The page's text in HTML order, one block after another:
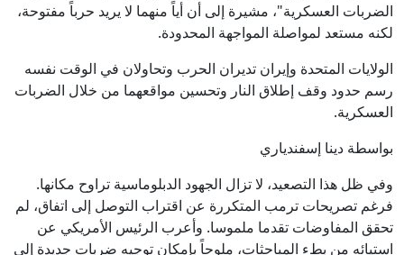
الضربات العسكرية"، مشيرة إلى أن أياً منهما لا يريد حرباً مفتوحة،
لكنه مستعد لمواصلة المواجهة المحدودة.
الولايات المتحدة وإيران تديران الحرب وتحاولان في الوقت نفسه
رسم حدود وقف إطلاق النار وتحسين مواقعهما من خلال الضربات
العسكرية.
بواسطة دينا إسفندياري
وفي ظل هذا التصعيد، لا تزال الجهود الدبلوماسية تراوح مكانها.
فرغم تصريحات ترمب المتكررة عن اقتراب التوصل إلى اتفاق، لم
تحقق المفاوضات تقدما ملموسا. وأعرب الرئيس الأمريكي عن
استيائه من بطء المباحثات، ملوحاً بإمكان توجيه ضربات جديدة إلى